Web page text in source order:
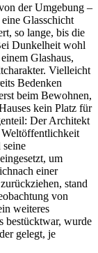
der Umgebung –
Glasschicht
so lange, bis die
Dunkelheit wohl
Glashaus,
Vielleicht
Bedenken
beim Bewohnen,
kein Platz für
Der Architekt
um
einer
stand
von
weiteres
bestücktwar, wurde
gelegt, je